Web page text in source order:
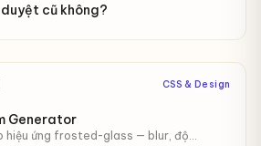
cũ không?
CSS & Design
Generator
hiệu ứng frosted-glass — blur, độ